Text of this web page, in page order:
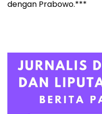
dengan Prabowo.***